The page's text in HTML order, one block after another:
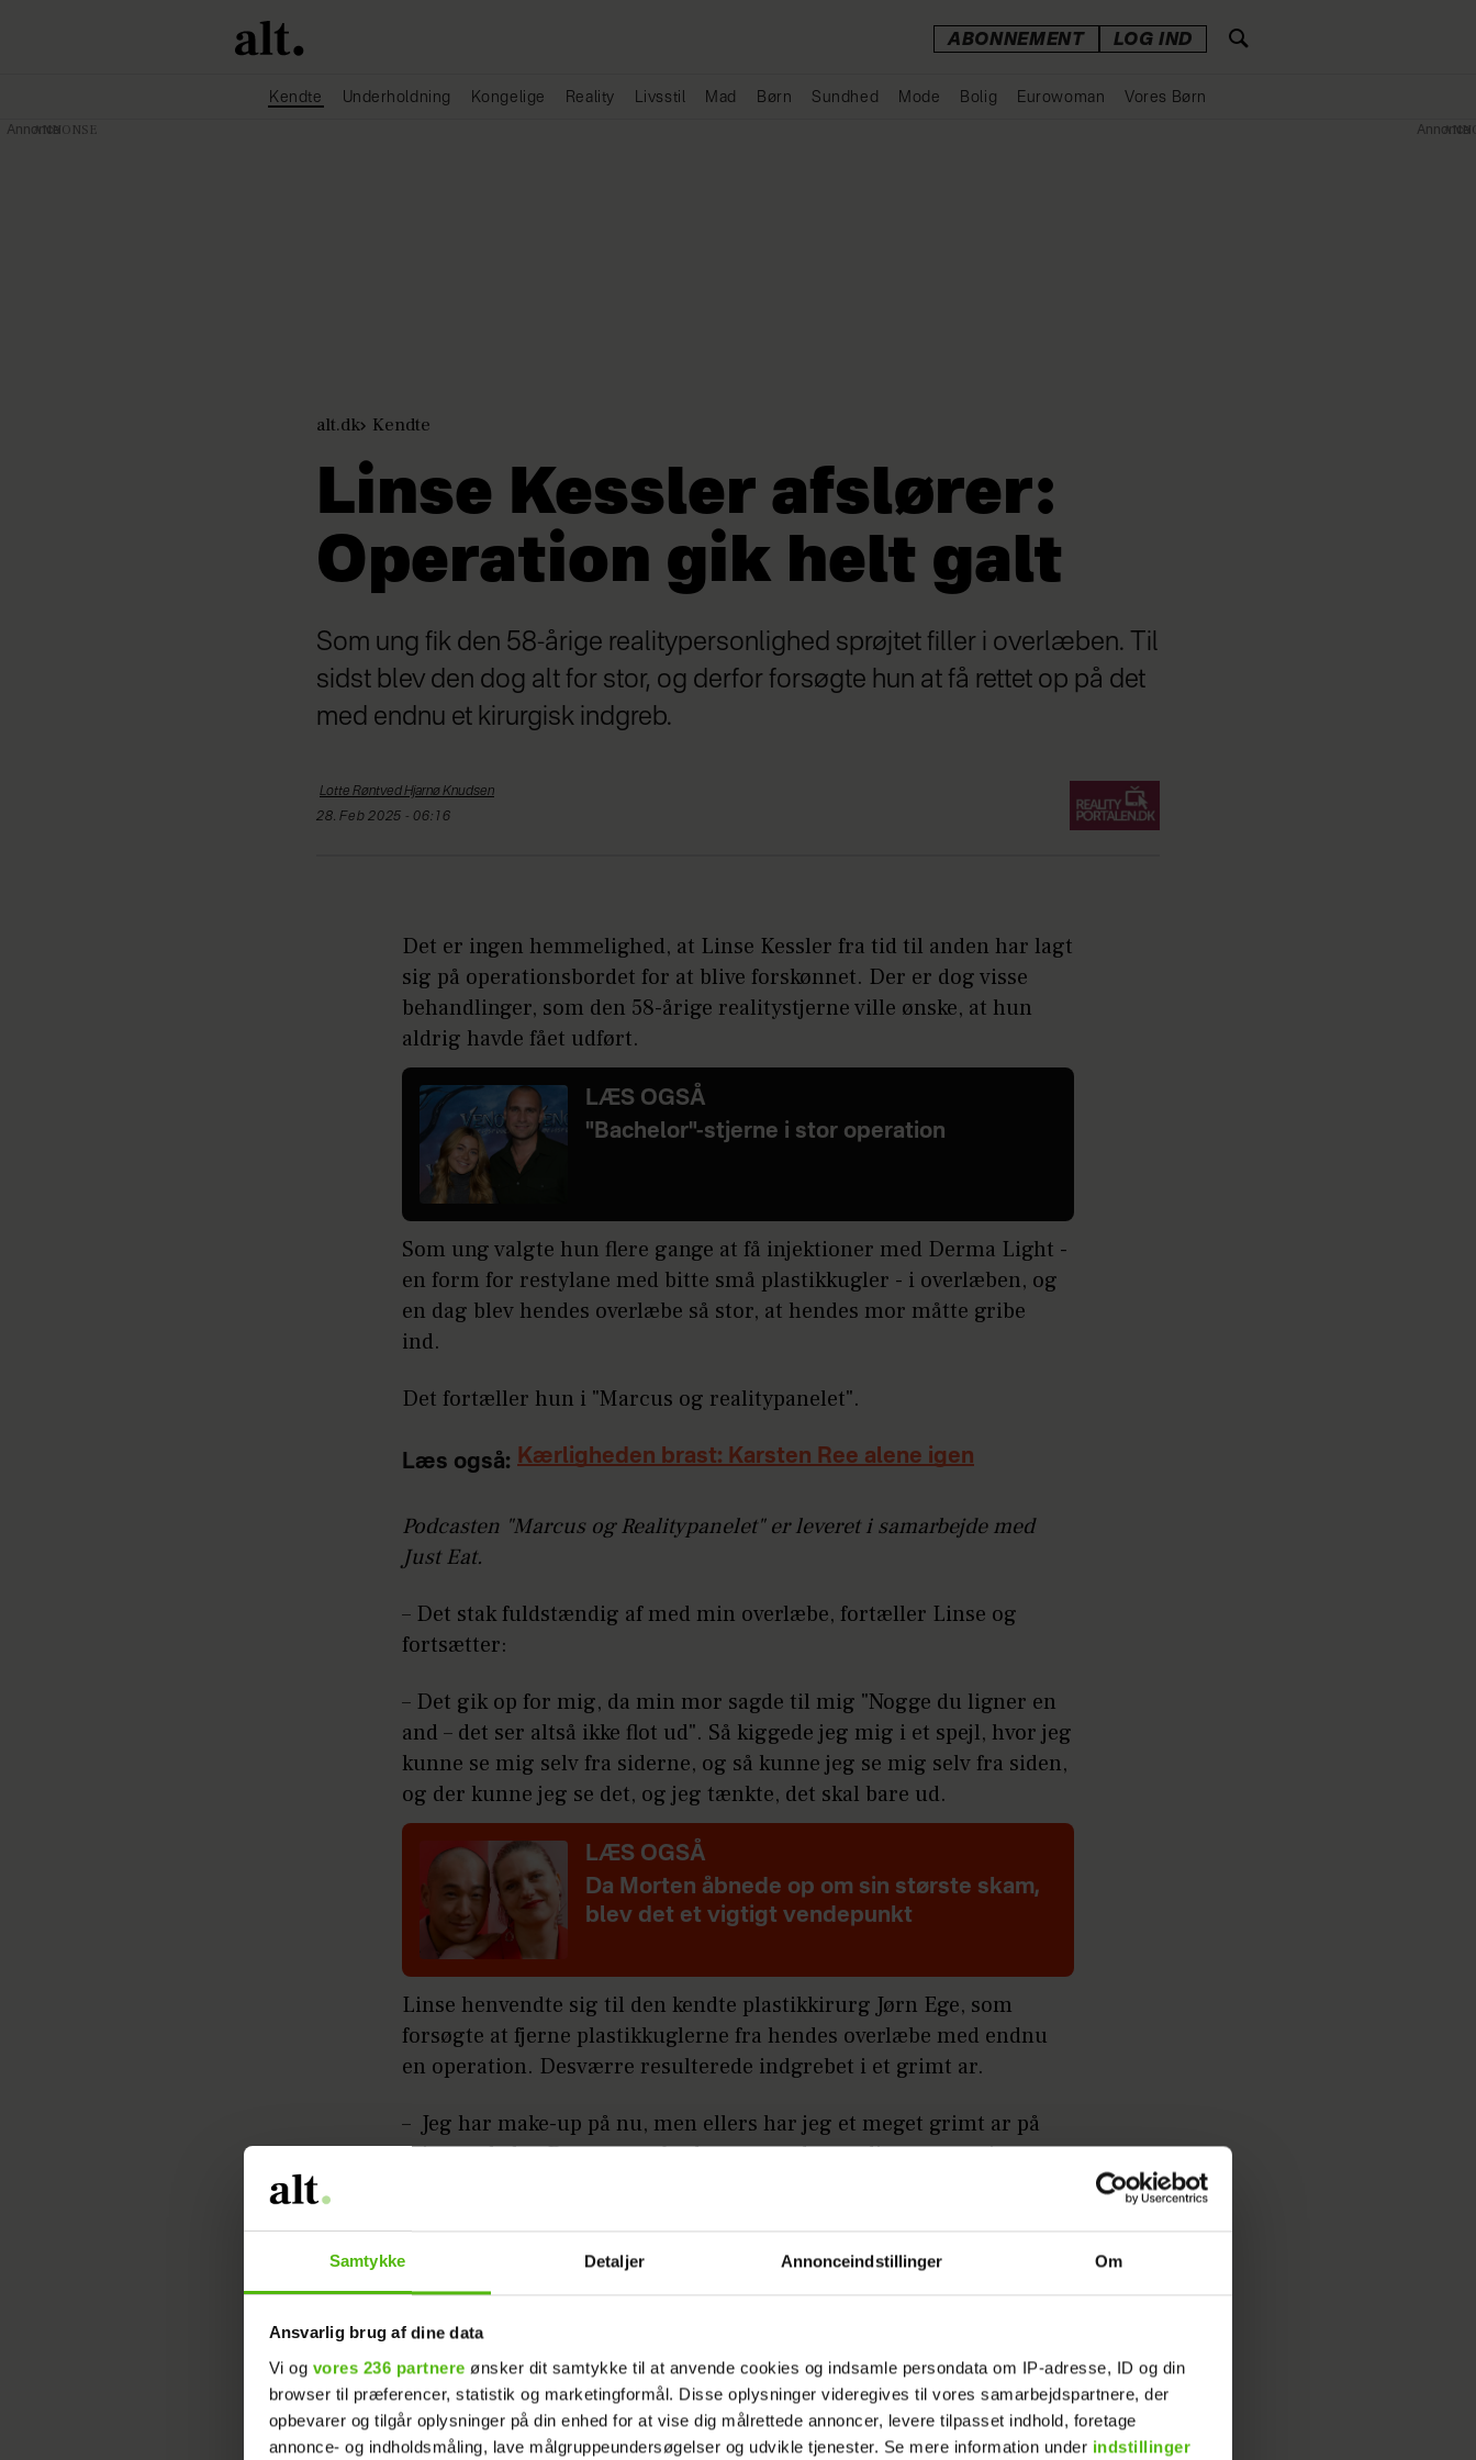
Samtykke Detaljer Annonceindstillinger Om
Ansvarlig brug af dine data
Vi og vores 236 partnere ønsker dit samtykke til at anvende cookies og indsamle persondata om IP-adresse, ID og din
browser til præferencer, statistik og marketingformål. Disse oplysninger videregives til vores samarbejdspartnere, der
opbevarer og tilgår oplysninger på din enhed for at vise dig målrettede annoncer, levere tilpasset indhold, foretage
annonce- og indholdsmåling, lave målgruppeundersøgelser og udvikle tjenester. Se mere information under indstillinger
ABONNEMENT LOG IND
Kendte Underholdning Kongelige Reality Livsstil Mad Børn Sundhed Mode Bolig Eurowoman Vores Børn
alt.dk Kendte
Linse Kessler afslører:
Operation gik helt galt
Som ung fik den 58-årige realitypersonlighed sprøjtet filler i overlæben. Til
sidst blev den dog alt for stor, og derfor forsøgte hun at få rettet op på det
med endnu et kirurgisk indgreb.
Lotte Røntved HjarnøKnudsen
28. Feb 2025 - 06:16
Det er ingen hemmelighed, at Linse Kessler fra tid til anden har lagt
sig på operationsbordet for at blive forskønnet. Der er dog visse
behandlinger, som den 58-årige realitystjerne ville ønske, at hun
aldrig havde fået udført.
LÆS OGSÅ
"Bachelor"-stjerne i stor operation
Som ung valgte hun flere gange at få injektioner med Derma Light -
en form for restylane med bitte små plastikkugler - i overlæben, og
en dag blev hendes overlæbe så stor, at hendes mor måtte gribe
ind.
Det fortæller hun i "Marcus og realitypanelet".
Læs også: Kærligheden brast: Karsten Ree alene igen
Podcasten "Marcus og Realitypanelet" er leveret i samarbejde med
Just Eat.
– Det stak fuldstændig af med min overlæbe, fortæller Linse og
fortsætter:
– Det gik op for mig, da min mor sagde til mig "Nogge du ligner en
and – det ser altså ikke flot ud". Så kiggede jeg mig i et spejl, hvor jeg
kunne se mig selv fra siderne, og så kunne jeg se mig selv fra siden,
og der kunne jeg se det, og jeg tænkte, det skal bare ud.
LÆS OGSÅ
Da Morten åbnede op om sin største skam,
blev det et vigtigt vendepunkt
Linse henvendte sig til den kendte plastikkirurg Jørn Ege, som
forsøgte at fjerne plastikkuglerne fra hendes overlæbe med endnu
en operation. Desværre resulterede indgrebet i et grimt ar.
– Jeg har make-up på nu, men ellers har jeg et meget grimt ar på
min overlæbe. Det ser også ud som om, der stadig er noget i, men
kærlighed"
Annonce Annonce